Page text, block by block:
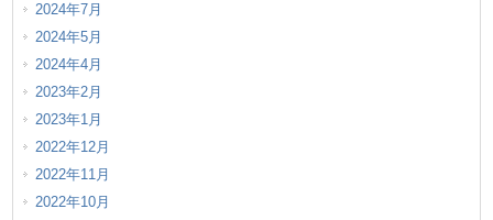
2024年7月
2024年5月
2024年4月
2023年2月
2023年1月
2022年12月
2022年11月
2022年10月